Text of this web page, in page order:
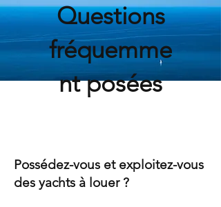
Questions
fréquemme
nt posées
Possédez-vous et exploitez-vous
des yachts à louer ?